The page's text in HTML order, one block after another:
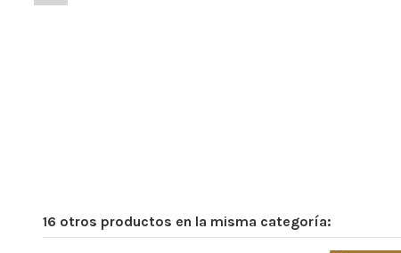
16 otros productos en la misma categoría: